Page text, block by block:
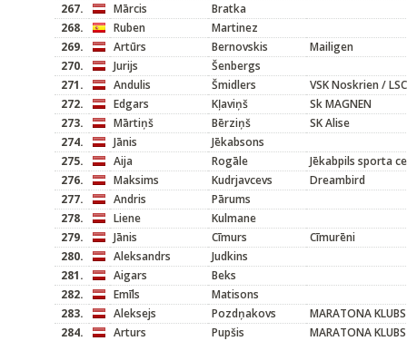
267.
Mārcis
Bratka
268.
Ruben
Martinez
269.
Artūrs Bernovskis
Mailigen
270.
Jurijs
Šenbergs
271.
Andulis Šmidlers
VSK Noskrien / LSC
272.
Edgars Kļaviņš
Sk MAGNEN
273.
Mārtiņš Bērziņš
SK Alise
274.
Jānis
Jēkabsons
275.
Aija Rogāle
Jēkabpils sporta
276.
Maksims Kudrjavcevs
Dreambird
277.
Andris
Pārums
278.
Liene
Kulmane
279.
Jānis Cīmurs
Cīmurēni
280.
Aleksandrs
Judkins
281.
Aigars
Beks
282.
Emīls
Matisons
283.
Aleksejs Pozdņakovs
MARATONA KLUBS
284.
Arturs Pupšis
MARATONA KLUBS